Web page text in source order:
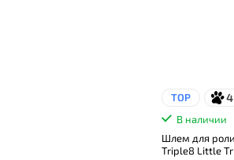
TOP 4
В наличии
Шлем для
Triple8 Little